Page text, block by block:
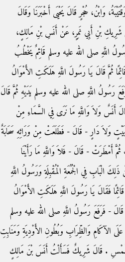
وَابْنُ، حُجْرٍ قَالَ يَحْيَى أَخْبَرَنَا وَقَالَ
شَرِيكِ بْنِ أَبِي نَمِرٍ، عَنْ أَنَسِ بْنِ مَالِكٍ،
اللَّهِ صلى الله عليه وسلم قَائِمٌ يَخْطُبُ
ثُمَّ قَالَ يَا رَسُولَ اللَّهِ هَلَكَتِ الأَمْوَالُ
رَسُولُ اللَّهِ صلى الله عليه وسلم يَدَيْهِ ثُمَّ قَالَ
أَنَسٌ وَلاَ وَاللَّهِ مَا نَرَى فِي السَّمَاءِ مِنْ
وَلاَ دَارٍ - قَالَ - فَطَلَعَتْ مِنْ وَرَائِهِ سَحَابَةٌ
أَمْطَرَتْ - قَالَ - فَلاَ وَاللَّهِ مَا رَأَيْنَا
فِي الْجُمُعَةِ الْمُقْبِلَةِ وَرَسُولُ اللَّهِ
فَقَالَ يَا رَسُولَ اللَّهِ هَلَكَتِ الأَمْوَالُ
- فَرَفَعَ رَسُولُ اللَّهِ صلى الله عليه وسلم
عَلَى الآكَامِ وَالظِّرَابِ وَبُطُونِ الأَوْدِيَةِ وَمَنَابِتِ
‏.‏ قَالَ شَرِيكٌ فَسَأَلْتُ أَنَسَ بْنَ مَالِكٍ